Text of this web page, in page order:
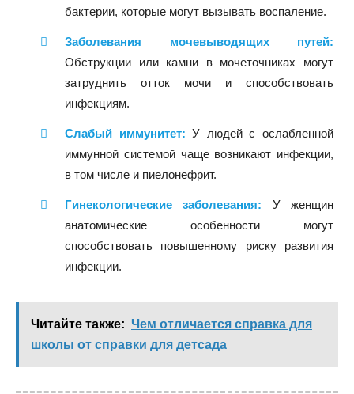
бактерии, которые могут вызывать воспаление.
Заболевания мочевыводящих путей:
Обструкции или камни в мочеточниках могут
затруднить отток мочи и способствовать
инфекциям.
Слабый иммунитет: У людей с ослабленной
иммунной системой чаще возникают инфекции,
в том числе и пиелонефрит.
Гинекологические заболевания: У женщин
анатомические особенности могут
способствовать повышенному риску развития
инфекции.
Читайте также: Чем отличается справка для
школы от справки для детсада